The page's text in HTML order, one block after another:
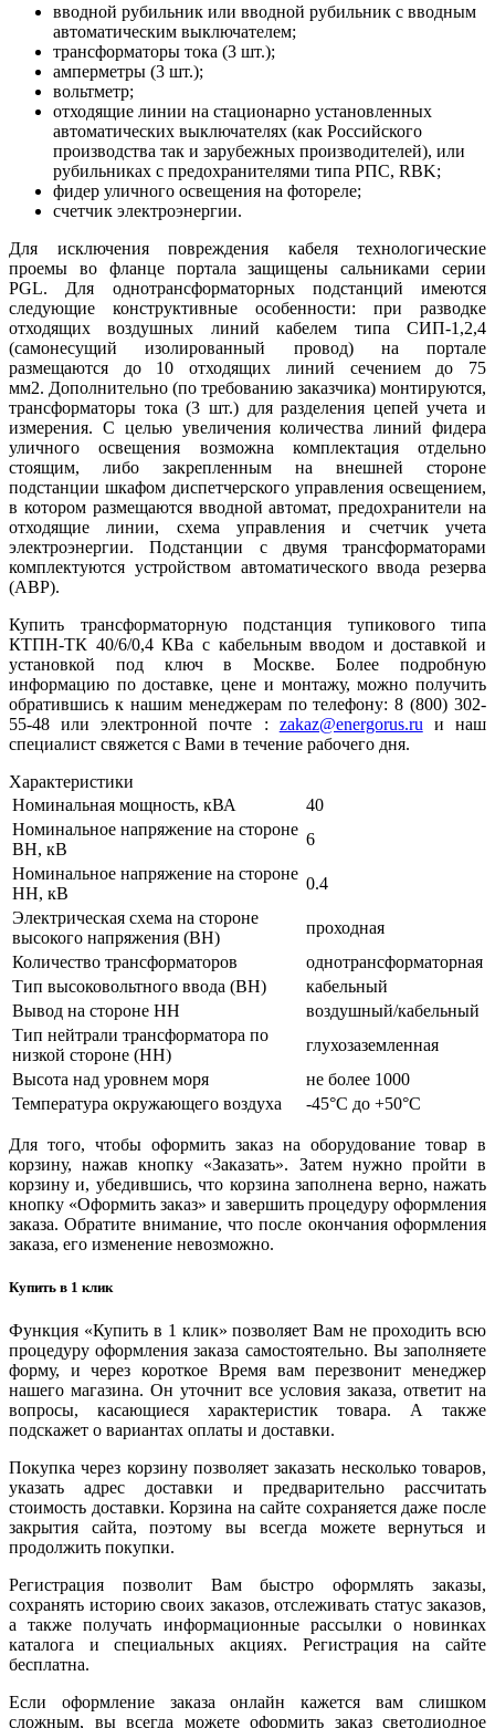
вводной рубильник или вводной рубильник с вводным
автоматическим выключателем;
трансформаторы тока (3 шт.);
амперметры (3 шт.);
вольтметр;
отходящие линии на стационарно установленных
автоматических выключателях (как Российского
производства так и зарубежных производителей), или
рубильниках с предохранителями типа РПС, RBK;
фидер уличного освещения на фотореле;
счетчик электроэнергии.
Для исключения повреждения кабеля технологические
проемы во фланце портала защищены сальниками серии
PGL. Для однотрансформаторных подстанций имеются
следующие конструктивные особенности: при разводке
отходящих воздушных линий кабелем типа СИП-1,2,4
(самонесущий изолированный провод) на портале
размещаются до 10 отходящих линий сечением до 75
мм2. Дополнительно (по требованию заказчика) монтируются,
трансформаторы тока (3 шт.) для разделения цепей учета и
измерения. С целью увеличения количества линий фидера
уличного освещения возможна комплектация отдельно
стоящим, либо закрепленным на внешней стороне
подстанции шкафом диспетчерского управления освещением,
в котором размещаются вводной автомат, предохранители на
отходящие линии, схема управления и счетчик учета
электроэнергии.Подстанции с двумя трансформаторами
комплектуются устройством автоматического ввода резерва
(АВР).
Купить трансформаторную подстанция тупикового типа
КТПН-ТК 40/6/0,4 КВа с кабельным вводом и доставкой и
установкой под ключ в Москве. Более подробную
информацию по доставке, цене и монтажу, можно получить
обратившись к нашим менеджерам по телефону: 8 (800) 302-
55-48 или электронной почте : zakaz@energorus.ru и наш
специалист свяжется с Вами в течение рабочего дня.
Характеристики
Номинальная мощность, кВА
40
Номинальное напряжение на стороне
ВН, кВ
6
Номинальное напряжение на стороне
НН, кВ
0.4
Электрическая схема на стороне
высокого напряжения (ВН)
проходная
Количество трансформаторов
однотрансформаторная
Тип высоковольтного ввода (ВН)
кабельный
Вывод на стороне НН
воздушный/кабельный
Тип нейтрали трансформатора по
низкой стороне (НН)
глухозаземленная
Высота над уровнем моря
не более 1000
Температура окружающего воздуха
-45°С до +50°С
Для того, чтобы оформить заказ на оборудование товар в
корзину, нажав кнопку «Заказать». Затем нужно пройти в
корзину и, убедившись, что корзина заполнена верно, нажать
кнопку «Оформить заказ» и завершить процедуру оформления
заказа. Обратите внимание, что после окончания оформления
заказа, его изменение невозможно.
Купить в 1 клик
Функция «Купить в 1 клик» позволяет Вам не проходить всю
процедуру оформления заказа самостоятельно. Вы заполняете
форму, и через короткое Время вам перезвонит менеджер
нашего магазина. Он уточнит все условия заказа, ответит на
вопросы, касающиеся характеристик товара. А также
подскажет о вариантах оплаты и доставки.
Покупка через корзину позволяет заказать несколько товаров,
указать адрес доставки и предварительно рассчитать
стоимость доставки. Корзина на сайте сохраняется даже после
закрытия сайта, поэтому вы всегда можете вернуться и
продолжить покупки.
Регистрация позволит Вам быстро оформлять заказы,
сохранять историю своих заказов, отслеживать статус заказов,
а также получать информационные рассылки о новинках
каталога и специальных акциях. Регистрация на сайте
бесплатна.
Если оформление заказа онлайн кажется вам слишком
сложным, вы всегда можете оформить заказ светодиодное